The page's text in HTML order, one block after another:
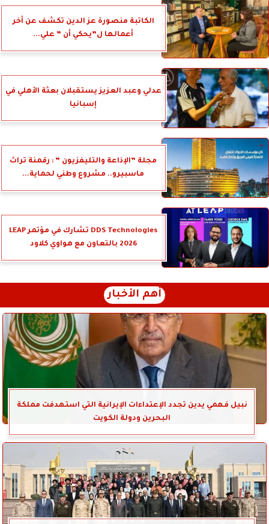
الكاتبة منصورة عز الدين تكشف عن أخر
أعمالها ل”يحكي أن ” علي...
عدلي وعبد العزيز يستقبلان بعثة الأهلي في
إسبانيا
مجلة ”الإذاعة والتليفزيون ” : رقمنة تراث
ماسبيرو.. مشروع وطني لحماية...
DDS Technologies تشارك في مؤتمر LEAP
2026 بالتعاون مع هواوي كلاود
أهم الأخبار
نبيل فهمي يدين تجدد الإعتداءات الإيرانية التي استهدفت مملكة
البحرين ودولة الكويت